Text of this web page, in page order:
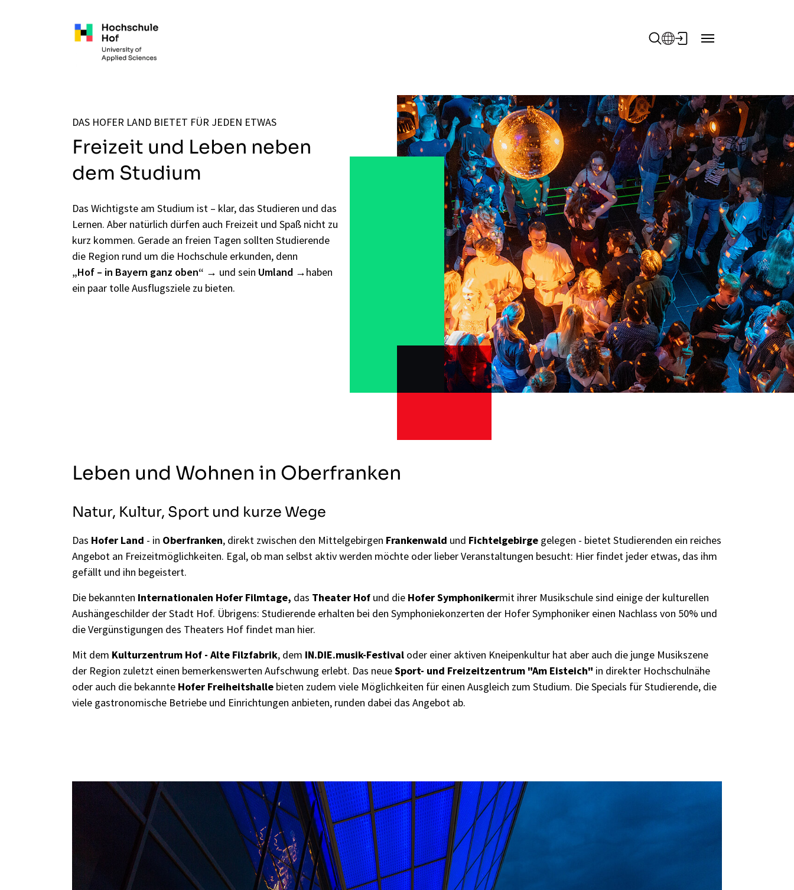
DAS HOFER LAND BIETET FÜR JEDEN ETWAS
Freizeit und Leben neben
dem Studium
Das Wichtigste am Studium ist – klar, das Studieren und das
Lernen. Aber natürlich dürfen auch Freizeit und Spaß nicht zu
kurz kommen. Gerade an freien Tagen sollten Studierende
die Region rund um die Hochschule erkunden, denn
„Hof – in Bayern ganz oben“
und sein Umland
haben
ein paar tolle Ausflugsziele zu bieten.
Leben und Wohnen in Oberfranken
Natur, Kultur, Sport und kurze Wege
Das Hofer Land - in Oberfranken, direkt zwischen den Mittelgebirgen Frankenwald und Fichtelgebirge gelegen - bietet Studierenden ein reiches
Angebot an Freizeitmöglichkeiten. Egal, ob man selbst aktiv werden möchte oder lieber Veranstaltungen besucht: Hier findet jeder etwas, das ihm
gefällt und ihn begeistert.
Die bekannten Internationalen Hofer Filmtage, das Theater Hof und die Hofer Symphonikermit ihrer Musikschule sind einige der kulturellen
Aushängeschilder der Stadt Hof. Übrigens: Studierende erhalten bei den Symphoniekonzerten der Hofer Symphoniker einen Nachlass von 50% und
die Vergünstigungen des Theaters Hof findet man hier.
Mit dem Kulturzentrum Hof - Alte Filzfabrik, dem IN.DIE.musik-Festival oder einer aktiven Kneipenkultur hat aber auch die junge Musikszene
der Region zuletzt einen bemerkenswerten Aufschwung erlebt. Das neueSport- und Freizeitzentrum "Am Eisteich" in direkter Hochschulnähe
oder auch die bekannte Hofer Freiheitshalle bieten zudem viele Möglichkeiten für einen Ausgleich zum Studium. Die Specials für Studierende, die
viele gastronomische Betriebe und Einrichtungen anbieten, runden dabei das Angebot ab.